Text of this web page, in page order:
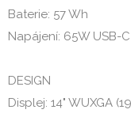
Baterie: 57 Wh
Napájení: 65W USB-
DESIGN
Displej: 14" WUXGA